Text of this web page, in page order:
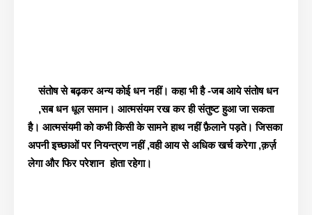
संतोष से बढ़कर अन्य कोई धन नहीं। कहा भी है -जब आये संतोष धन
,सब धन धूल समान। आत्मसंयम रख कर ही संतुष्ट हुआ जा सकता
है। आत्मसंयमी को कभी किसी के सामने हाथ नहीं फ़ैलाने पड़ते। जिसका
अपनी इच्छाओं पर नियन्त्रण नहीं ,वही आय से अधिक खर्च करेगा ,क़र्ज़
लेगा और फिर परेशान होता रहेगा।